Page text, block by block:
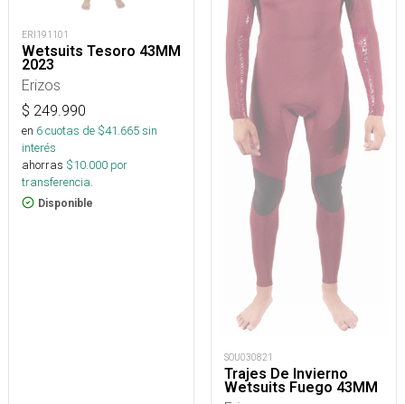
ERI191101
Wetsuits Tesoro 43MM
2023
Erizos
$ 249.990
en 6cuotas de $41.665sin
interés
ahorras $10.000 por
transferencia.
Disponible
SOU030821
Trajes De Invierno
Wetsuits Fuego 43MM